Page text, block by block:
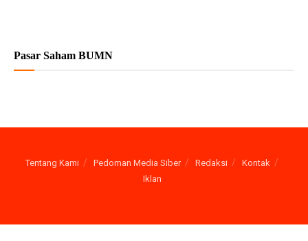
Pasar Saham BUMN
Tentang Kami Pedoman Media Siber Redaksi
Kontak
Iklan